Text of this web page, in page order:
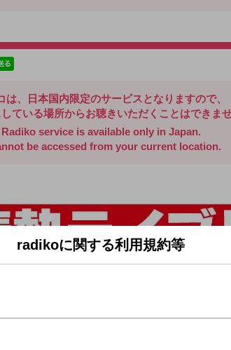
は、日本国内限定のサービスとなりますので、
ている場所からお聴きいただくことはできませ
Radiko service is available only in Japan.
be accessed from your current location.
radikoに関する利用規約等